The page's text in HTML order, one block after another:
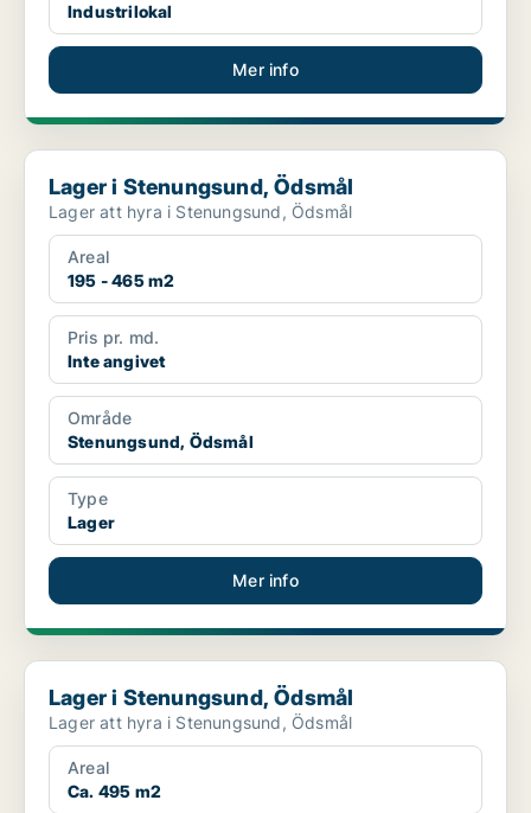
Industrilokal
Mer info
Lager i Stenungsund, Ödsmål
Lager i Stenungsund, Ödsmål
Lager att hyra i Stenungsund, Ödsmål
Areal
195 - 465 m2
Pris pr. md.
Inte angivet
Område
Stenungsund, Ödsmål
Type
Lager
Mer info
Lager i Stenungsund, Ödsmål
Lager i Stenungsund, Ödsmål
Lager att hyra i Stenungsund, Ödsmål
Areal
Ca. 495 m2